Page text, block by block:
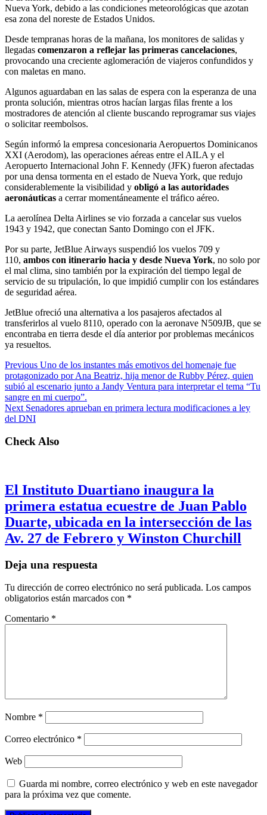
Nueva York, debido a las condiciones meteorológicas que azotan
esa zona del noreste de Estados Unidos.
Desde tempranas horas de la mañana, los monitores de salidas y
llegadas comenzaron a reflejar las primeras cancelaciones,
provocando una creciente aglomeración de viajeros confundidos y
con maletas en mano.
Algunos aguardaban en las salas de espera con la esperanza de una
pronta solución, mientras otros hacían largas filas frente a los
mostradores de atención al cliente buscando reprogramar sus viajes
o solicitar reembolsos.
Según informó la empresa concesionaria Aeropuertos Dominicanos
XXI (Aerodom), las operaciones aéreas entre el AILA y el
Aeropuerto Internacional John F. Kennedy (JFK) fueron afectadas
por una densa tormenta en el estado de Nueva York, que redujo
considerablemente la visibilidad y obligó a las autoridades
aeronáuticas a cerrar momentáneamente el tráfico aéreo.
La aerolínea Delta Airlines se vio forzada a cancelar sus vuelos
1943 y 1942, que conectan Santo Domingo con el JFK.
Por su parte, JetBlue Airways suspendió los vuelos 709 y
110, ambos con itinerario hacia y desde Nueva York, no solo por
el mal clima, sino también por la expiración del tiempo legal de
servicio de su tripulación, lo que impidió cumplir con los estándares
de seguridad aérea.
JetBlue ofreció una alternativa a los pasajeros afectados al
transferirlos al vuelo 8110, operado con la aeronave N509JB, que se
encontraba en tierra desde el día anterior por problemas mecánicos
ya resueltos.
Previous Uno de los instantes más emotivos del homenaje fue
protagonizado por Ana Beatriz, hija menor de Rubby Pérez, quien
subió al escenario junto a Jandy Ventura para interpretar el tema “Tu
sangre en mi cuerpo”.
Next Senadores aprueban en primera lectura modificaciones a ley
del DNI
Check Also
El Instituto Duartiano inaugura la
primera estatua ecuestre de Juan Pablo
Duarte, ubicada en la intersección de las
Av. 27 de Febrero y Winston Churchill
Deja una respuesta
Tu dirección de correo electrónico no será publicada. Los campos
obligatorios están marcados con *
Comentario *
Nombre *
Correo electrónico *
Web
Guarda mi nombre, correo electrónico y web en este navegador
para la próxima vez que comente.